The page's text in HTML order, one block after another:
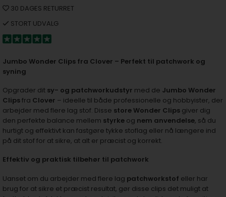
30 DAGES RETURRET
STORT UDVALG
Jumbo Wonder Clips fra Clover – Perfekt til patchwork og
syning
Opgrader dit sy- og patchworkudstyr med de Jumbo Wonder
Clipsfra Clover – ideelle til både professionelle og hobbyister, der
arbejder med flere lag stof. Disse store Wonder Clips giver dig
den perfekte balance mellem styrke og nem anvendelse, så du
hurtigt og effektivt kan fastgøre tykke stoflag eller nå længere ind
på dit stof for at sikre, at alt er præcist og korrekt.
Effektiv og praktisk tilbehør til patchwork
Uanset om du arbejder med flere lag patchworkstof eller har
brug for at sikre et præcist resultat, gør disse clips det muligt at